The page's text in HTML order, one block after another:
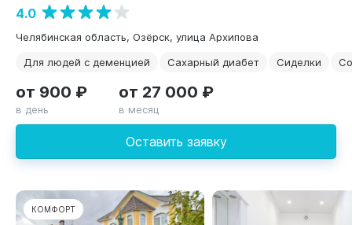
4.0
Челябинская область, Озёрск, улица Архипова
Для людей с деменцией
Сахарный диабет Сиделки
Оставить заявку
от 900 ₽
в день
от 27 000 ₽
в месяц
КОМФОРТ